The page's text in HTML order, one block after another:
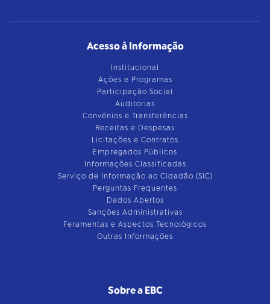
Acesso à Informação
Institucional
Ações e Programas
Participação Social
Auditorias
Convênios e Transferências
Receitas e Despesas
Licitações e Contratos
Empregados Públicos
Informações Classificadas
Serviço de Informação ao Cidadão (SIC)
Perguntas Frequentes
Dados Abertos
Sanções Administrativas
Feramentas e Aspectos Tecnológicos
Outras Informações
Sobre a EBC